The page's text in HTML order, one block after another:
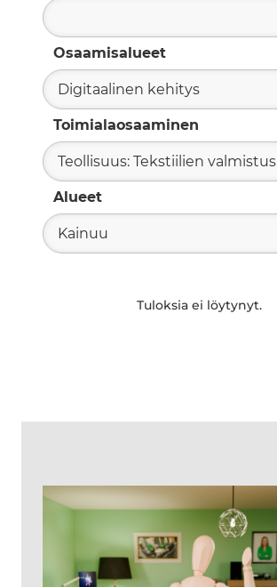
Osaamisalueet
Digitaalinen kehitys
Toimialaosaaminen
Teollisuus: Tekstiilien valmistus
Alueet
Kainuu
Tuloksia ei löytynyt.